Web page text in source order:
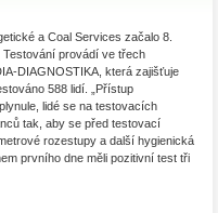
a Coal Services začalo 8.
provádí ve třech
DIAGNOSTIKA, která zajišťuje
588 lidí. „Přístup
lidé se na testovacích
tak, aby se před testovací
rozestupy a další hygienická
prvního dne měli pozitivní test tři